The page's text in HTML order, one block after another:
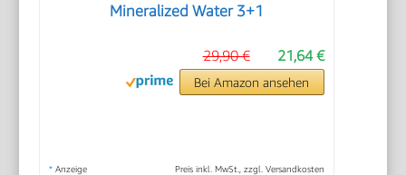
Mineralized Water 3+1
21,64 €
29,90 €
Bei Amazon ansehen
* Anzeige Preis inkl. MwSt., zzgl. Versandkosten